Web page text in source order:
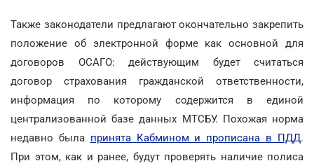
Также законодатели предлагают окончательно закрепить
положение об электронной форме как основной для
договоров ОСАГО: действующим будет считаться
договор страхования гражданской ответственности,
информация по которому содержится в единой
централизованной базе данных МТСБУ. Похожая норма
недавно была принята Кабмином и прописана в ПДД.
При этом, как и ранее, будут проверять наличие полиса